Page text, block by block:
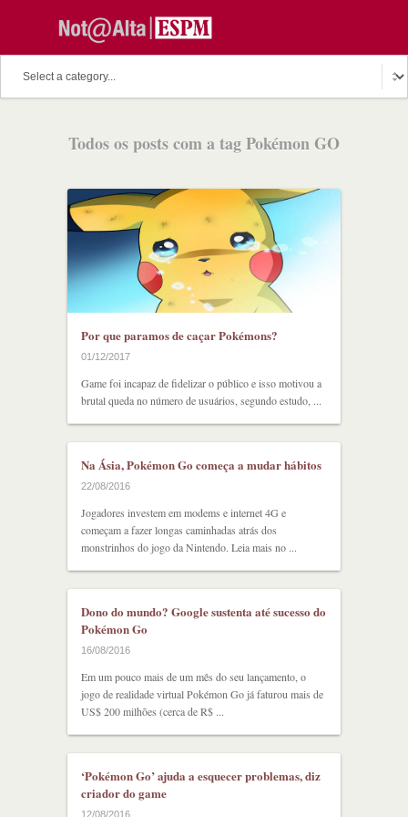
Todos os posts com a tag Pokémon GO
Por que paramos de caçar Pokémons?
01/12/2017
Game foi incapaz de fidelizar o público e isso motivou a
brutal queda no número de usuários, segundo estudo, ...
Na Ásia, Pokémon Go começa a mudar hábitos
22/08/2016
Jogadores investem em modems e internet 4G e
começam a fazer longas caminhadas atrás dos
monstrinhos do jogo da Nintendo. Leia mais no ...
Dono do mundo? Google sustenta até sucesso do
Pokémon Go
16/08/2016
Em um pouco mais de um mês do seu lançamento, o
jogo de realidade virtual Pokémon Go já faturou mais de
US$ 200 milhões (cerca de R$ ...
‘Pokémon Go’ ajuda a esquecer problemas, diz
criador do game
12/08/2016